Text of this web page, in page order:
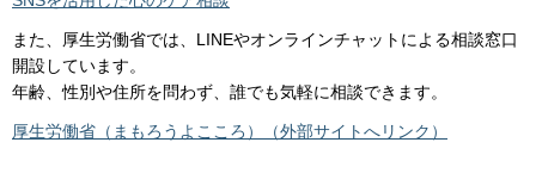
また、厚生労働省では、LINEやオンラインチャットによる相談窓口
開設しています。
年齢、性別や住所を問わず、誰でも気軽に相談できます。
厚生労働省（まもろうよこころ）（外部サイトへリンク）